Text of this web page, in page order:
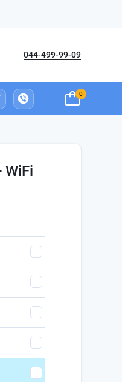
044-499-99-09
0
WiFi